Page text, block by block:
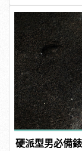
硬派型男必備